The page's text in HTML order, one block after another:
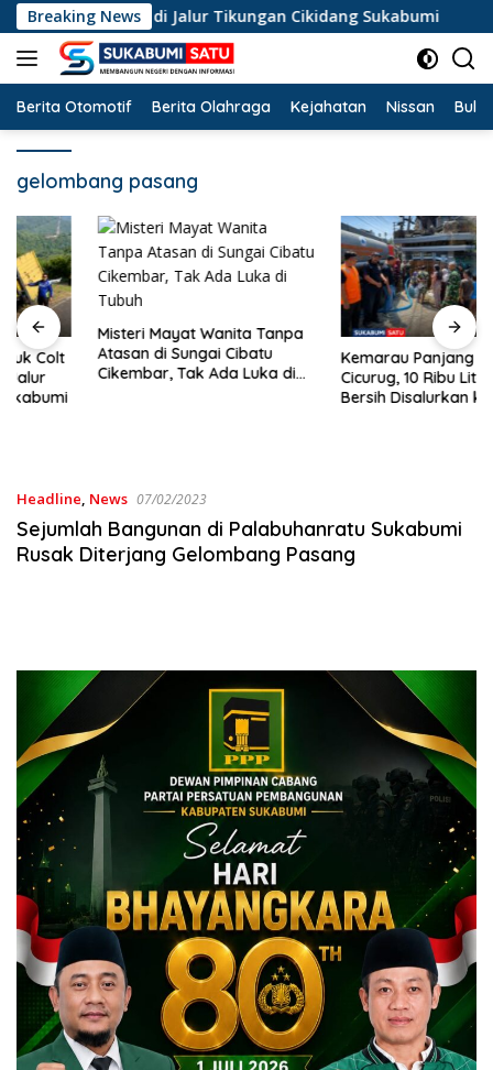
Langsung
ke
konten
Breaking News
Terperosok di Jalur Tikungan Cikidang Sukabumi
Berita Otomotif Berita Olahraga Kejahatan Nissan
gelombang pasang
Misteri Mayat Wanita Tanpa
Atasan di Sungai Cibatu
Cikembar, Tak Ada Luka di
Tubuh
Kemarau Panjang Landa
Cicurug, 10 Ribu Liter Air
Bersih Disalurkan ke
Headline, News 07/02/2023
Sejumlah Bangunan di Palabuhanratu Sukabumi
Rusak Diterjang Gelombang Pasang